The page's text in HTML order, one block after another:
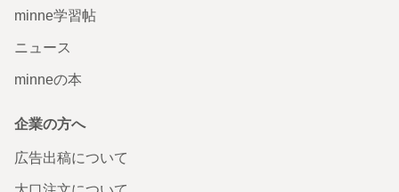
minne学習帖
ニュース
minneの本
企業の方へ
広告出稿について